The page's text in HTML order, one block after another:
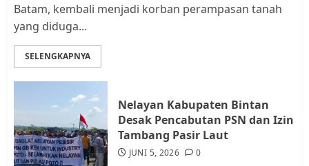
Warga Rempang Ajukan
Audiensi dengan Wali Kota
Batam, kembali menjadi korban perampasan tanah
yang diduga...
SELENGKAPNYA
Nelayan Kabupaten Bintan
Desak Pencabutan PSN dan Izin
Tambang Pasir Laut
JUNI 5, 2026 0